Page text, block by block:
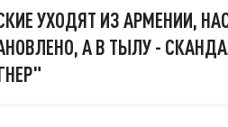
УХОДЯТ ИЗ АРМЕНИИ,
А В ТЫЛУ -